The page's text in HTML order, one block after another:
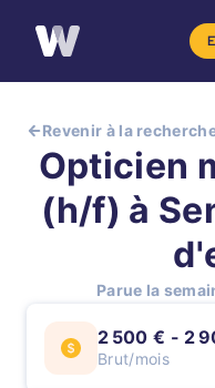
Revenir à la
Opticien
(h/f) à
Parue la
2 500 € - 2
Brut/mois